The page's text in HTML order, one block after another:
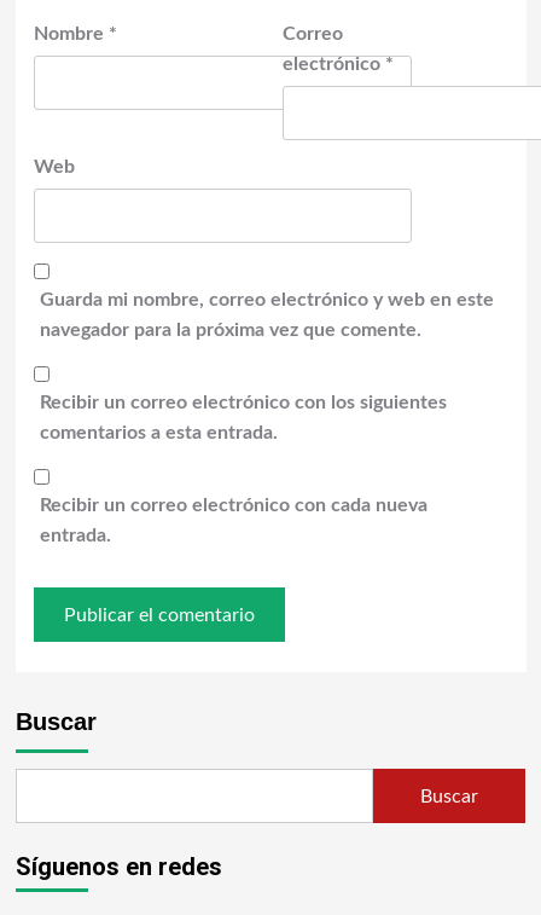
Nombre *
Correo
electrónico *
Web
Guarda mi nombre, correo electrónico y web en este
navegador para la próxima vez que comente.
Recibir un correo electrónico con los siguientes
comentarios a esta entrada.
Recibir un correo electrónico con cada nueva
entrada.
Buscar
Buscar
Síguenos en redes